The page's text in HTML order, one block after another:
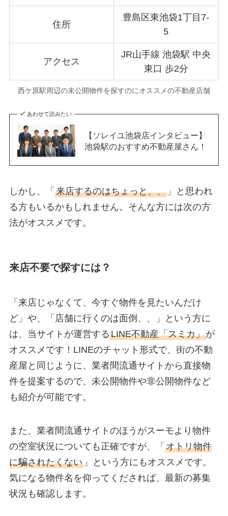
住所
豊島区東池袋1丁目7-
5
アクセス
JR山手線 池袋駅 中央
東口 歩2分
西ケ原駅周辺の未公開物件を探すのにオススメの不動産店舗
あわせて読みたい
【ソレイユ池袋店インタビュー】
池袋駅のおすすめ不動産屋さん！
しかし、「 来店するのはちょっと、、」と思われ
る方もいるかもしれません。そんな方には次の方
法がオススメです。
来店不要で探すには？
「来店じゃなくて、今すぐ物件を見たいんだけ
ど」や、「店舗に行くのは面倒、、」という方に
は、当サイトが運営するLINE不動産「スミカ」が
オススメです！LINEのチャット形式で、街の不動
産屋と同じように、業者間流通サイトから直接物
件を提案するので、未公開物件や非公開物件など
も紹介が可能です。
また、業者間流通サイトのほうがスーモより物件
の空室状況についても正確ですが、「 オトリ物件
に騙されたくない」という方にもオススメです。
気になる物件名を仰ってくだされば、最新の募集
状況も確認します。